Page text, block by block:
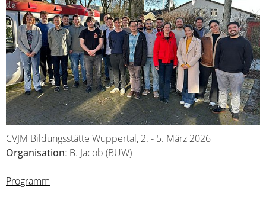
CVJM Bildungsstätte Wuppertal, 2. - 5. März 2026
Organisation: B. Jacob (BUW)
Programm